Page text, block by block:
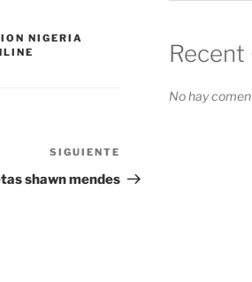
NIGERIA
entrada
SIGUIENTE
shawn mendes
No hay